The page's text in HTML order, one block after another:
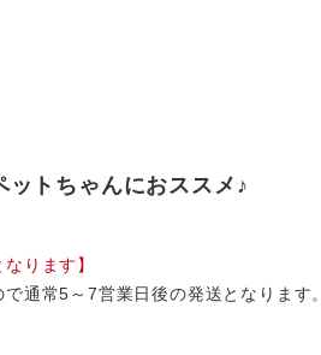
ットちゃんにおススメ♪
ります】
通常5～7営業日後の発送となります。